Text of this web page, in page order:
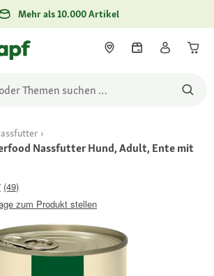
Mehr als 10.000 Artikel
Nassfutter Hund, Adult, Ente mit
(49)
zum Produkt stellen